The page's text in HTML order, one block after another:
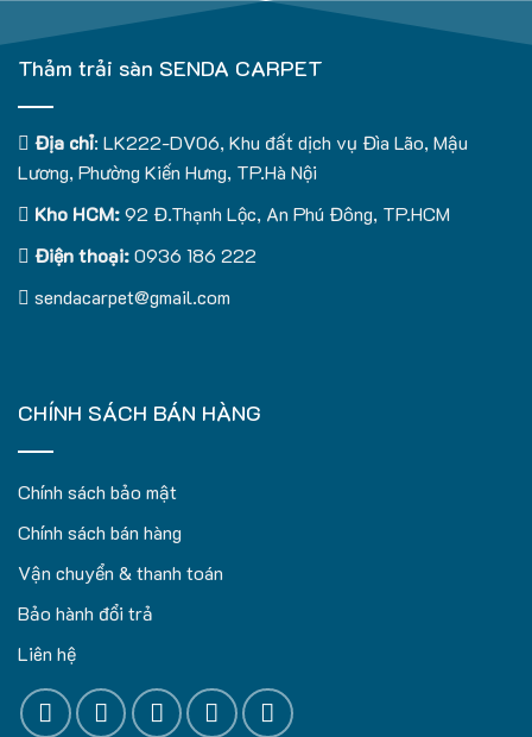
Thảm trải sàn SENDA CARPET
Địa chỉ: LK222-DV06, Khu đất dịch vụ Đìa Lão, Mậu
Lương, Phường Kiến Hưng, TP.Hà Nội
Kho HCM:92 Đ.Thạnh Lộc, An Phú Đông, TP.HCM
Điện thoại:0936 186 222
sendacarpet@gmail.com
CHÍNH SÁCH BÁN HÀNG
Chính sách bảo mật
Chính sách bán hàng
Vận chuyển & thanh toán
Bảo hành đổi trả
Liên hệ